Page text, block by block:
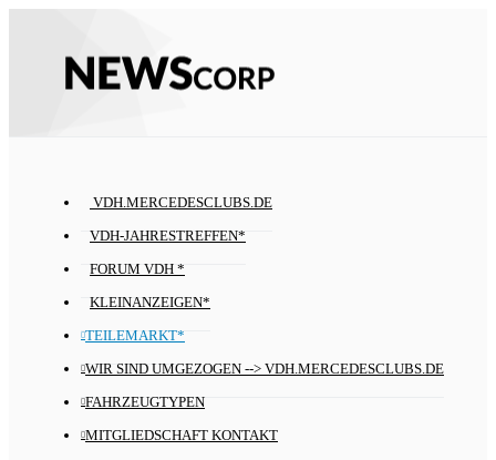
VDH.MERCEDESCLUBS.DE
VDH-JAHRESTREFFEN*
FORUM VDH *
KLEINANZEIGEN*
TEILEMARKT*
WIR SIND UMGEZOGEN --> VDH.MERCEDESCLUBS.DE
FAHRZEUGTYPEN
MITGLIEDSCHAFT KONTAKT